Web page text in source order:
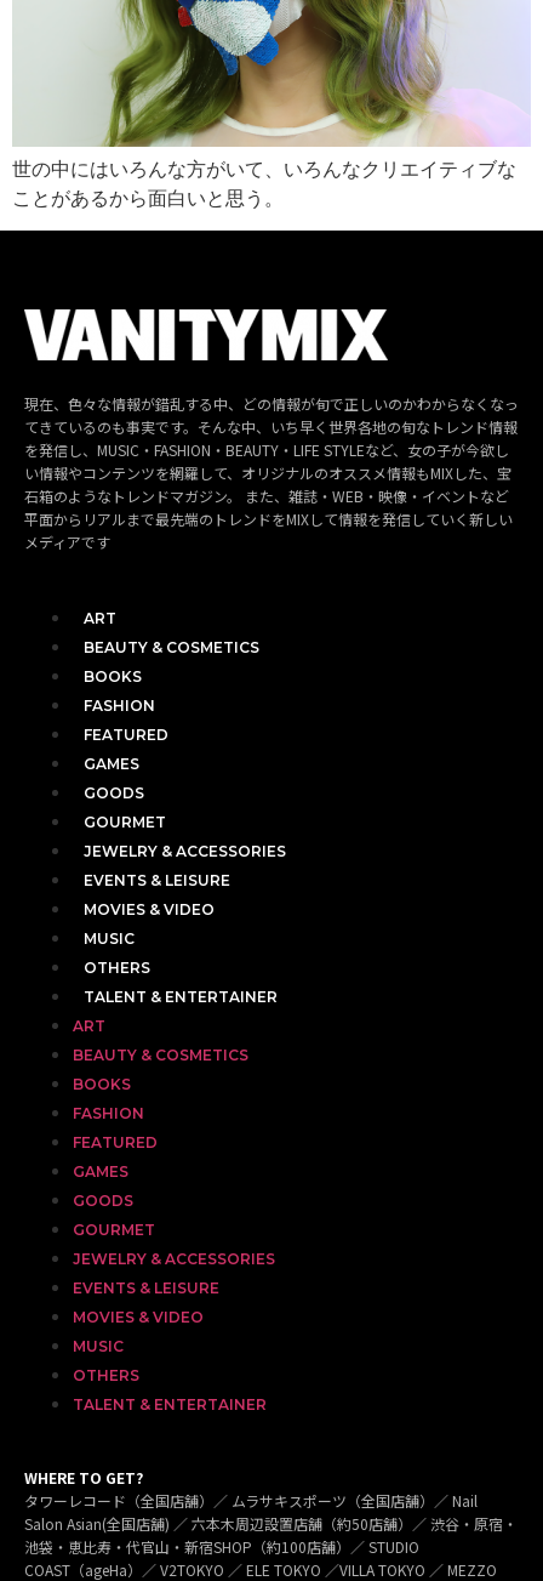
世の中にはいろんな方がいて、いろんなクリエイティブな
ことがあるから面白いと思う。
現在、色々な情報が錯乱する中、どの情報が旬で正しいのかわからなくなっ
てきているのも事実です。そんな中、いち早く世界各地の旬なトレンド情報
を発信し、MUSIC・FASHION・BEAUTY・LIFE STYLEなど、女の子が今欲し
い情報やコンテンツを網羅して、オリジナルのオススメ情報もMIXした、宝
石箱のようなトレンドマガジン。 また、雑誌・WEB・映像・イベントなど
平面からリアルまで最先端のトレンドをMIXして情報を発信していく新しい
メディアです
ART
BEAUTY & COSMETICS
BOOKS
FASHION
FEATURED
GAMES
GOODS
GOURMET
JEWELRY & ACCESSORIES
EVENTS & LEISURE
MOVIES & VIDEO
MUSIC
OTHERS
TALENT & ENTERTAINER
ART
BEAUTY & COSMETICS
BOOKS
FASHION
FEATURED
GAMES
GOODS
GOURMET
JEWELRY & ACCESSORIES
EVENTS & LEISURE
MOVIES & VIDEO
MUSIC
OTHERS
TALENT & ENTERTAINER
WHERE TO GET?
タワーレコード（全国店舗）／ ムラサキスポーツ（全国店舗）／ Nail
Salon Asian(全国店舗) ／ 六本木周辺設置店舗（約50店舗）／ 渋谷・原宿・
池袋・恵比寿・代官山・新宿SHOP（約100店舗）／ STUDIO
COAST（ageHa）／ V2TOKYO ／ ELE TOKYO ／VILLA TOKYO ／ MEZZO